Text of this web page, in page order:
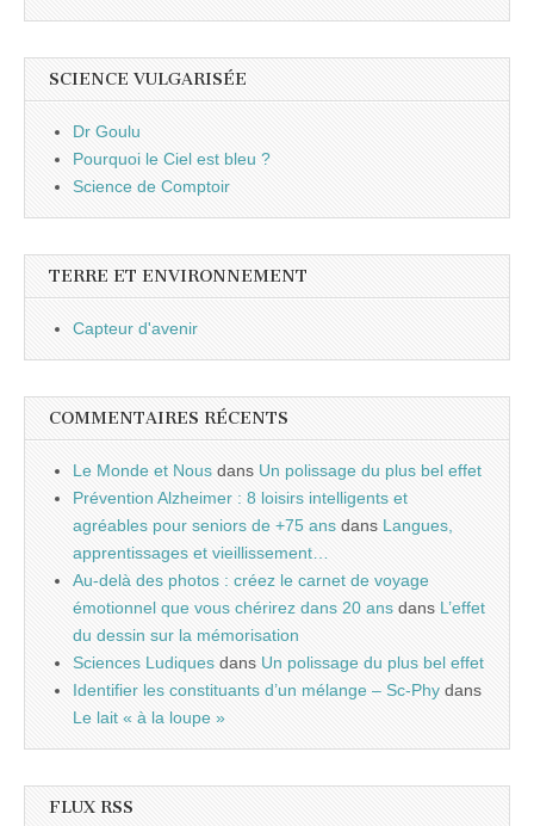
SCIENCE VULGARISÉE
Dr Goulu
Pourquoi le Ciel est bleu ?
Science de Comptoir
TERRE ET ENVIRONNEMENT
Capteur d'avenir
COMMENTAIRES RÉCENTS
Le Monde et Nous dans Un polissage du plus bel effet
Prévention Alzheimer : 8 loisirs intelligents et
agréables pour seniors de +75 ans dans Langues,
apprentissages et vieillissement…
Au-delà des photos : créez le carnet de voyage
émotionnel que vous chérirez dans 20 ans dans L’effet
du dessin sur la mémorisation
Sciences Ludiques dans Un polissage du plus bel effet
Identifier les constituants d’un mélange – Sc-Phy dans
Le lait « à la loupe »
FLUX RSS